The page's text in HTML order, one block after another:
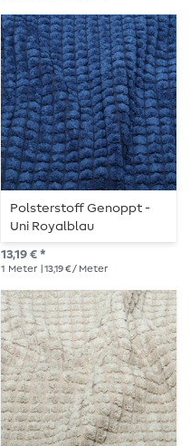
Polsterstoff Genoppt -
Uni Royalblau
13,19 € *
1 Meter | 13,19 € / Meter